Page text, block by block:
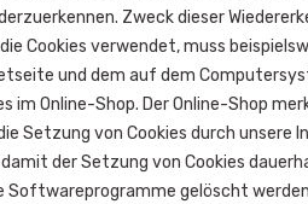
Zweck dieser
Cookies verwendet, muss
und dem auf dem
im Online-Shop. Der Online-Shop
Setzung von Cookies durch
der Setzung von Cookies
gelöscht